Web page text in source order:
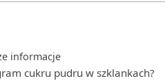
informacje
cukru pudru w szklankach?